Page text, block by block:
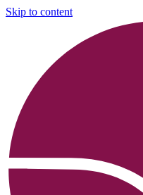
Skip to content